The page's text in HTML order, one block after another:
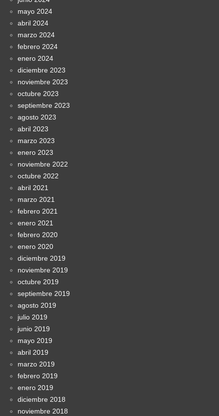
mayo 2024
abril 2024
marzo 2024
febrero 2024
enero 2024
diciembre 2023
noviembre 2023
octubre 2023
septiembre 2023
agosto 2023
abril 2023
marzo 2023
enero 2023
noviembre 2022
octubre 2022
abril 2021
marzo 2021
febrero 2021
enero 2021
febrero 2020
enero 2020
diciembre 2019
noviembre 2019
octubre 2019
septiembre 2019
agosto 2019
julio 2019
junio 2019
mayo 2019
abril 2019
marzo 2019
febrero 2019
enero 2019
diciembre 2018
noviembre 2018